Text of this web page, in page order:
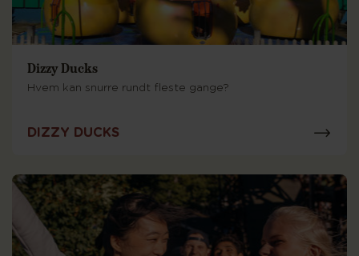
Dizzy Ducks
Hvem kan snurre rundt fleste gange?
DIZZY DUCKS